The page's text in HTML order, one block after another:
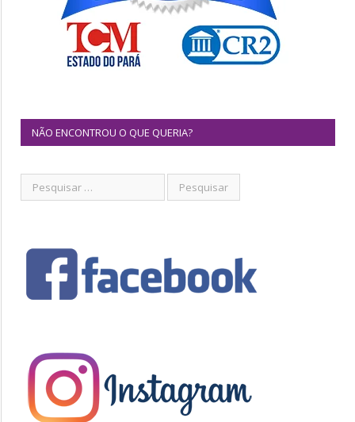
NÃO ENCONTROU O QUE QUERIA?